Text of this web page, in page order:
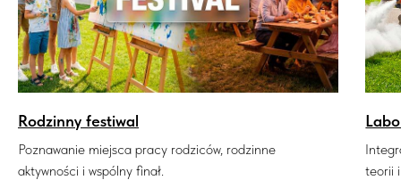
Rodzinny festiwal
Poznawanie miejsca pracy rodziców, rodzinne
aktywności i wspólny finał.
teorii